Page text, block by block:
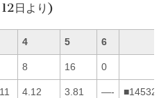
日より)
4 5 6
8 16 0
4.12 3.81 —- ■145326